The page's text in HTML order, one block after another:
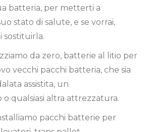
batteria, per metterti a
stato di salute, e se vorrai,
sostituirla.
da zero, batterie al litio per
vecchi pacchi batteria, che sia
assistita, un
qualsiasi altra attrezzatura.
pacchi batterie per